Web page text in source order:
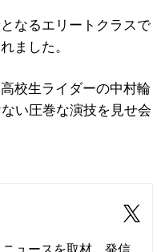
なるエリートクラスで
ました。
校生ライダーの中村輪
い圧巻な演技を見せ会
ュースを取材、発信